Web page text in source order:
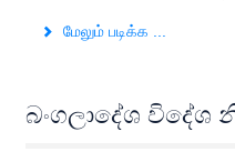
மேலும் படிக்க ...
බංගලාදේශ